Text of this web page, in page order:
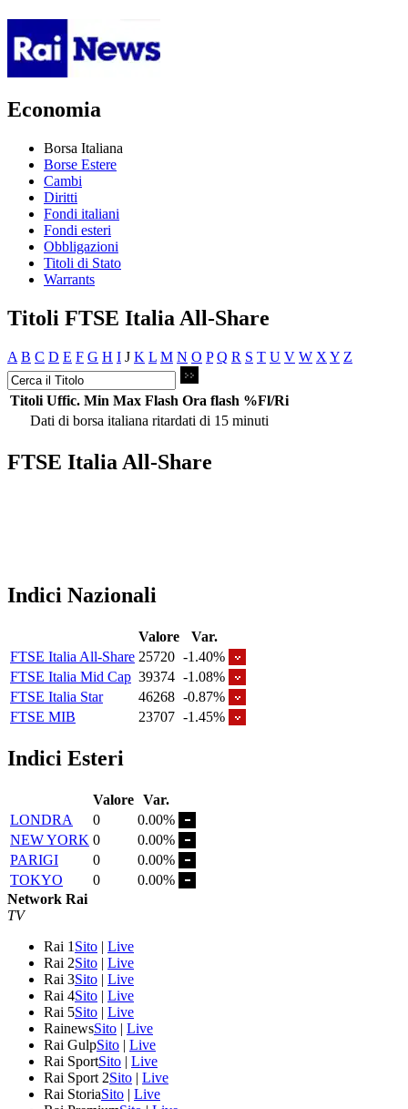
Economia
Borsa Italiana
Borse Estere
Cambi
Diritti
Fondi italiani
Fondi esteri
Obbligazioni
Titoli di Stato
Warrants
Titoli FTSE Italia All-Share
A B C D E F G H I J K L M N O P Q R S T U V W X Y Z
Titoli Uffic. Min Max Flash Ora flash %Fl/Ri
Dati di borsa italiana ritardati di 15 minuti
FTSE Italia All-Share
Indici Nazionali
Valore
Var.
FTSE Italia All-Share 25720 -1.40%
FTSE Italia Mid Cap 39374 -1.08%
FTSE Italia Star
46268 -0.87%
FTSE MIB
23707 -1.45%
Indici Esteri
Valore Var.
LONDRA
0
0.00%
NEW YORK 0
0.00%
PARIGI
0
0.00%
TOKYO
0
0.00%
Network Rai
TV
Rai 1 Sito | Live
Rai 2Sito | Live
Rai 3Sito | Live
Rai 4Sito | Live
Rai 5Sito | Live
RainewsSito | Live
Rai GulpSito | Live
Rai SportSito | Live
Rai Sport 2Sito | Live
Rai StoriaSito | Live